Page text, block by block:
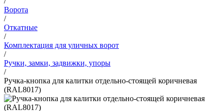
Ворота
/
Откатные
/
Комплектация для уличных ворот
/
Ручки, замки, задвижки, упоры
/
Ручка-кнопка для калитки отдельно-стоящей коричневая
(RAL8017)